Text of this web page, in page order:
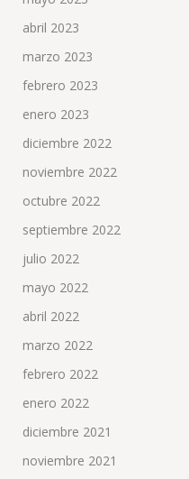
abril 2023
marzo 2023
febrero 2023
enero 2023
diciembre 2022
noviembre 2022
octubre 2022
septiembre 2022
julio 2022
mayo 2022
abril 2022
marzo 2022
febrero 2022
enero 2022
diciembre 2021
noviembre 2021